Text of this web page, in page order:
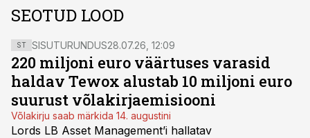
SEOTUD LOOD
ST SISUTURUNDUS28.07.26, 12:09
220 miljoni euro väärtuses varasid
haldav Tewox alustab 10 miljoni euro
suurust võlakirjaemisiooni
Võlakirju saab märkida 14. augustini
Lords LB Asset Management’i hallatav